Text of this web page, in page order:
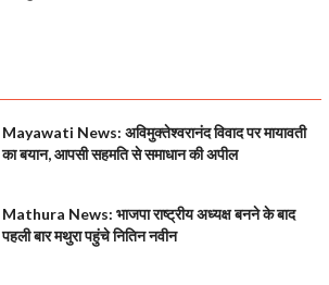
Mayawati News: अविमुक्तेश्वरानंद विवाद पर मायावती
का बयान, आपसी सहमति से समाधान की अपील
Mathura News: भाजपा राष्ट्रीय अध्यक्ष बनने के बाद
पहली बार मथुरा पहुंचे नितिन नवीन